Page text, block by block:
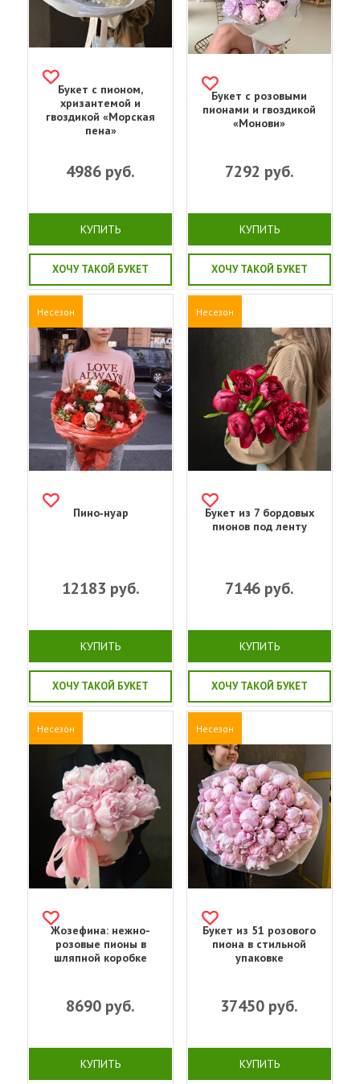
Букет с пионом,
хризантемой и
гвоздикой «Морская
пена»
4986 руб.
КУПИТЬ
ХОЧУ ТАКОЙ БУКЕТ
Букет с розовыми
пионами и гвоздикой
«Монови»
7292 руб.
КУПИТЬ
ХОЧУ ТАКОЙ БУКЕТ
Несезон
Пино‑нуар
12183 руб.
КУПИТЬ
ХОЧУ ТАКОЙ БУКЕТ
Несезон
Букет из 7 бордовых
пионов под ленту
7146руб.
КУПИТЬ
ХОЧУ ТАКОЙ БУКЕТ
Несезон
Жозефина: нежно-
розовые пионы в
шляпной коробке
8690 руб.
КУПИТЬ
Несезон
Букет из 51 розового
пиона в стильной
упаковке
37450 руб.
КУПИТЬ